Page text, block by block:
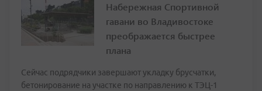
Набережная Спортивной
гавани во Владивостоке
преображается быстрее
плана
Сейчас подрядчики завершают укладку брусчатки,
бетонирование на участке по направлению к ТЭЦ-1